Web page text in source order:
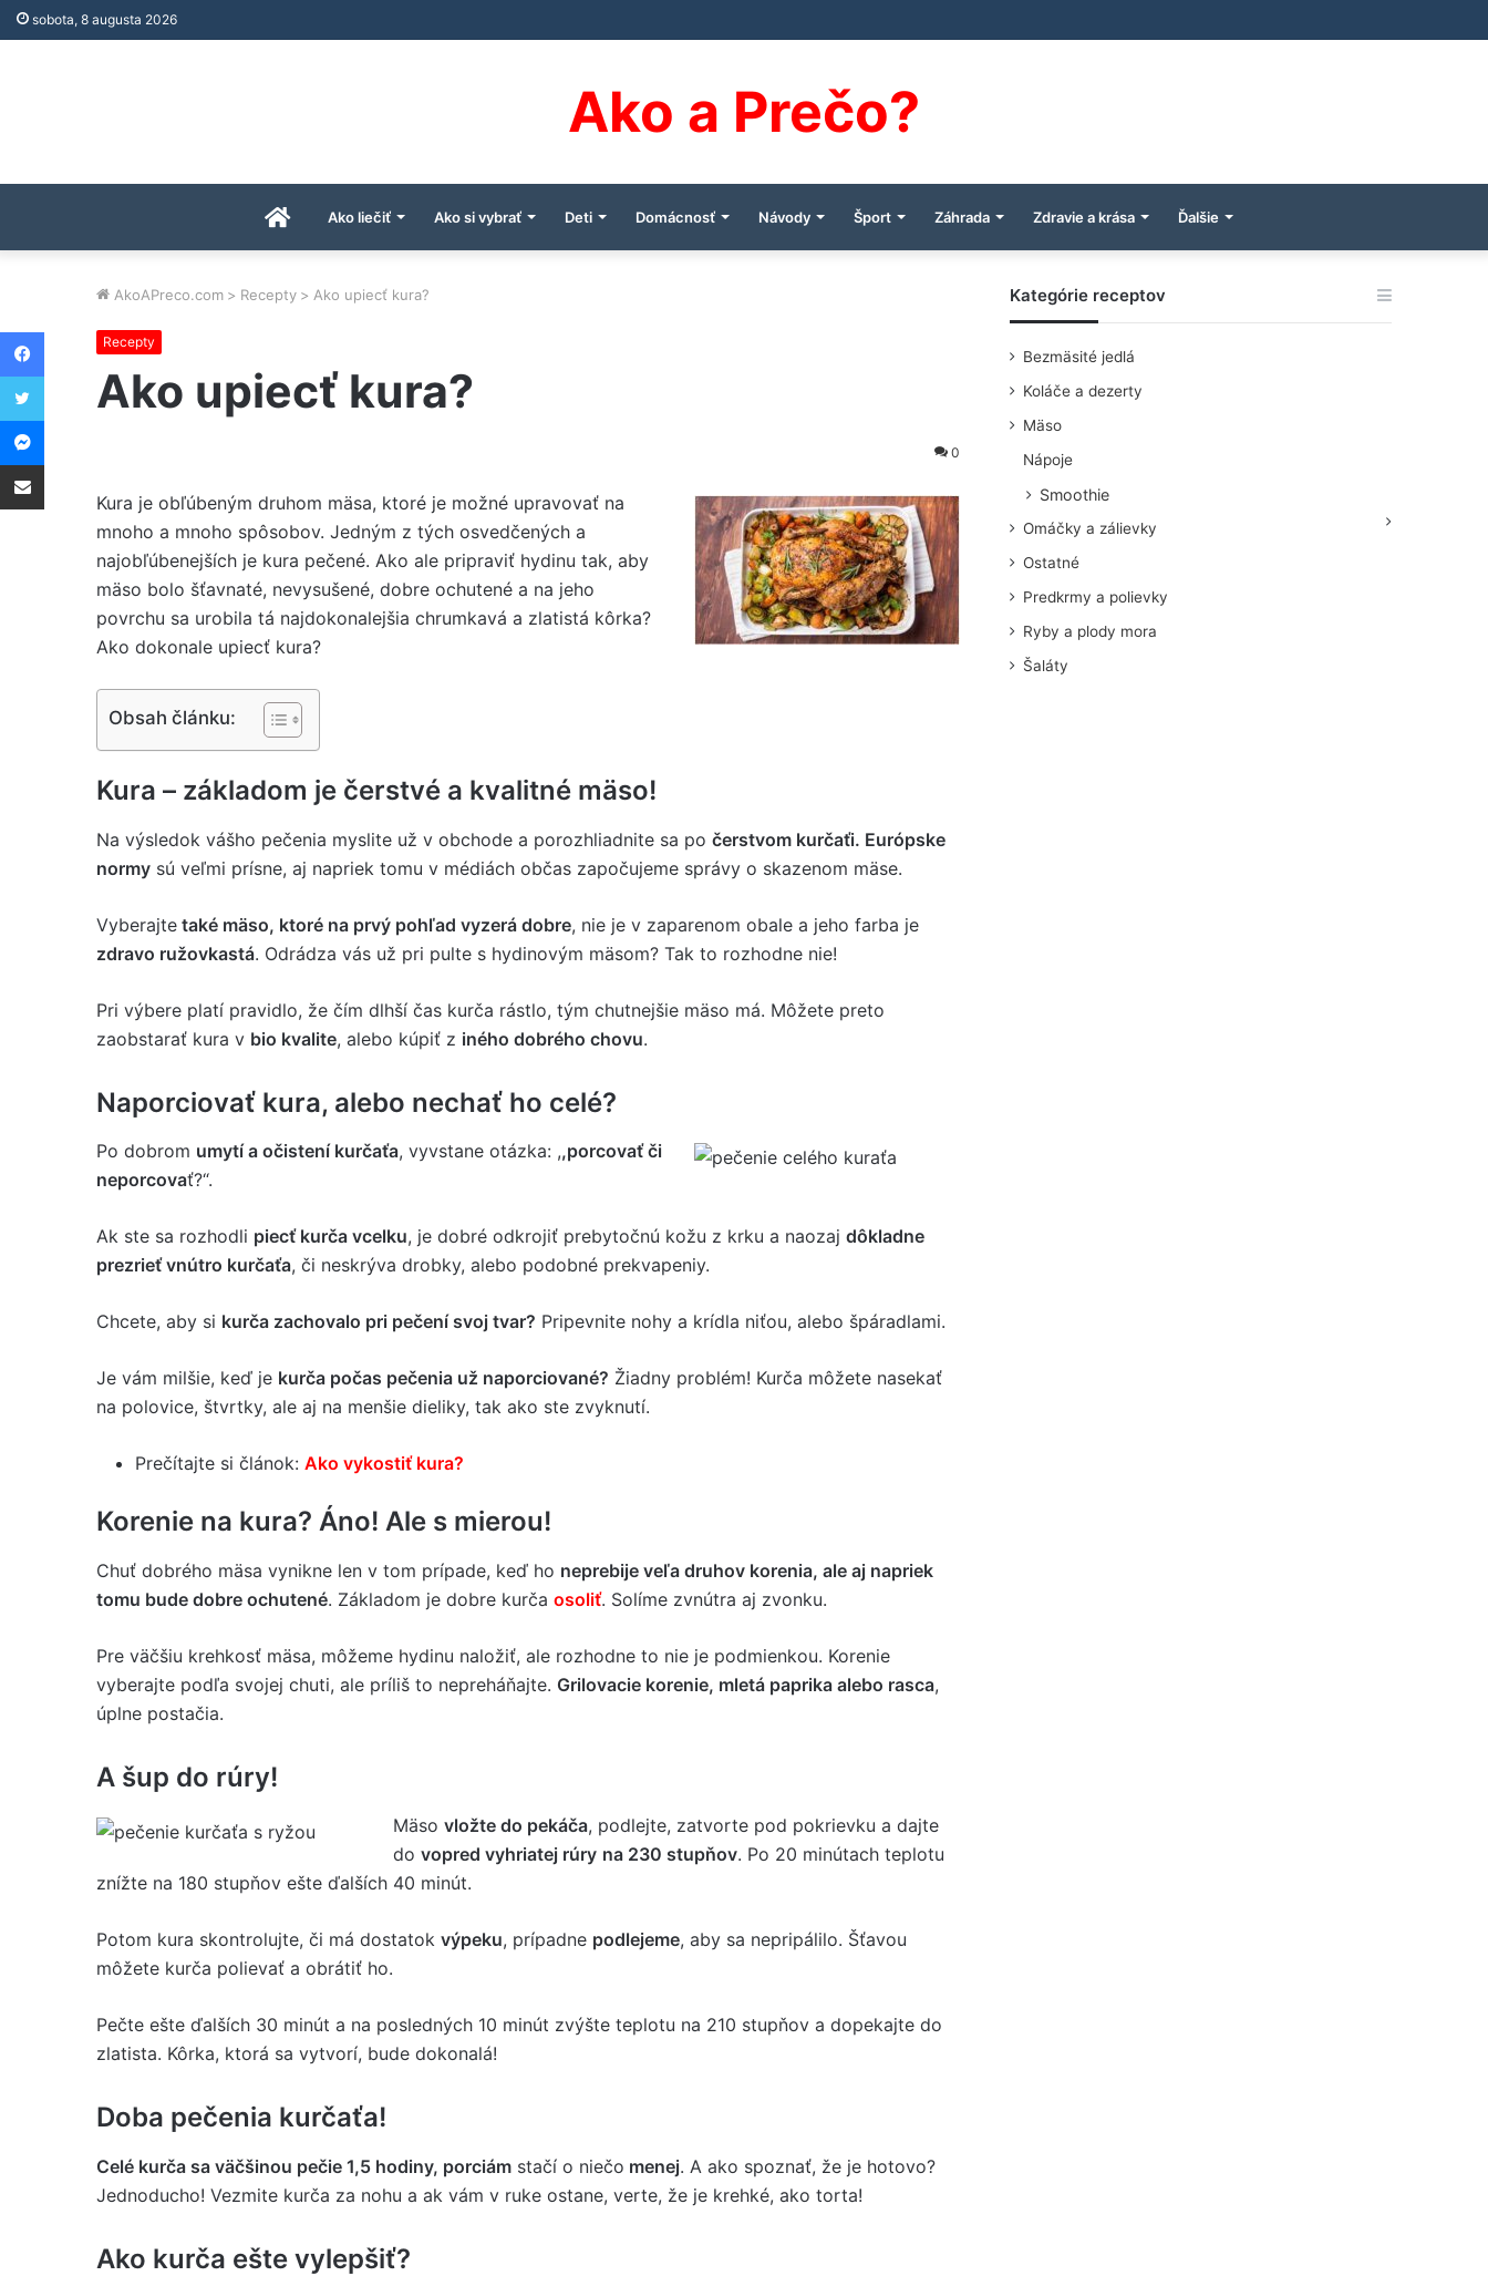
sobota, 8 augusta 2026
Ako a Prečo?
ÚvodnáAko liečiť Ako si vybrať Deti Domácnosť Návody Šport Záhrada Zdravie a krása Ďalšie
AkoAPreco.com > Recepty > Ako upiecť kura?
Recepty
Ako upiecť kura?
0
Kura je obľúbeným druhom mäsa, ktoré je možné upravovať na
mnoho a mnoho spôsobov. Jedným z tých osvedčených a
najobľúbenejších je kura pečené. Ako ale pripraviť hydinu tak, aby
mäso bolo šťavnaté, nevysušené, dobre ochutené a na jeho
povrchu sa urobila tá najdokonalejšia chrumkavá a zlatistá kôrka?
Ako dokonale upiecť kura?
Obsah článku:
Kura – základom je čerstvé a kvalitné mäso!
Na výsledok vášho pečenia myslite už v obchode a porozhliadnite sa po čerstvom kurčaťi. Európske
normy sú veľmi prísne, aj napriek tomu v médiách občas započujeme správy o skazenom mäse.
Vyberajte také mäso, ktoré na prvý pohľad vyzerá dobre, nie je v zaparenom obale a jeho farba je
zdravo ružovkastá. Odrádza vás už pri pulte s hydinovým mäsom? Tak to rozhodne nie!
Pri výbere platí pravidlo, že čím dlhší čas kurča rástlo, tým chutnejšie mäso má. Môžete preto
zaobstarať kura v bio kvalite, alebo kúpiť z iného dobrého chovu.
Naporciovať kura, alebo nechať ho celé?
Po dobrom umytí a očistení kurčaťa, vyvstane otázka: ,,porcovať či
neporcovať?“.
Ak ste sa rozhodli piecť kurča vcelku, je dobré odkrojiť prebytočnú kožu z krku a naozaj dôkladne
prezrieť vnútro kurčaťa, či neskrýva drobky, alebo podobné prekvapeniy.
Chcete, aby si kurča zachovalo pri pečení svoj tvar? Pripevnite nohy a krídla niťou, alebo špáradlami.
Je vám milšie, keď je kurča počas pečenia už naporciované? Žiadny problém! Kurča môžete nasekať
na polovice, štvrtky, ale aj na menšie dieliky, tak ako ste zvyknutí.
Prečítajte si článok: Ako vykostiť kura?
Korenie na kura? Áno! Ale s mierou!
Chuť dobrého mäsa vynikne len v tom prípade, keď ho neprebije veľa druhov korenia, ale aj napriek
tomu bude dobre ochutené. Základom je dobre kurča osoliť. Solíme zvnútra aj zvonku.
Pre väčšiu krehkosť mäsa, môžeme hydinu naložiť, ale rozhodne to nie je podmienkou. Korenie
vyberajte podľa svojej chuti, ale príliš to nepreháňajte. Grilovacie korenie, mletá paprika alebo rasca,
úplne postačia.
A šup do rúry!
Mäso vložte do pekáča, podlejte, zatvorte pod pokrievku a dajte
do vopred vyhriatej rúry na 230 stupňov. Po 20 minútach teplotu
znížte na 180 stupňov ešte ďalších 40 minút.
Potom kura skontrolujte, či má dostatok výpeku, prípadne podlejeme, aby sa nepripálilo. Šťavou
môžete kurča polievať a obrátiť ho.
Pečte ešte ďalších 30 minút a na posledných 10 minút zvýšte teplotu na 210 stupňov a dopekajte do
zlatista. Kôrka, ktorá sa vytvorí, bude dokonalá!
Doba pečenia kurčaťa!
Celé kurča sa väčšinou pečie 1,5 hodiny, porciám stačí o niečo menej. A ako spoznať, že je hotovo?
Jednoducho! Vezmite kurča za nohu a ak vám v ruke ostane, verte, že je krehké, ako torta!
Ako kurča ešte vylepšiť?
Kategórie receptov
Bezmäsité jedlá
Koláče a dezerty
Mäso
Nápoje
Smoothie
Omáčky a zálievky
Ostatné
Predkrmy a polievky
Ryby a plody mora
Šaláty
Facebook
Twitter
Messenger
Share via Email